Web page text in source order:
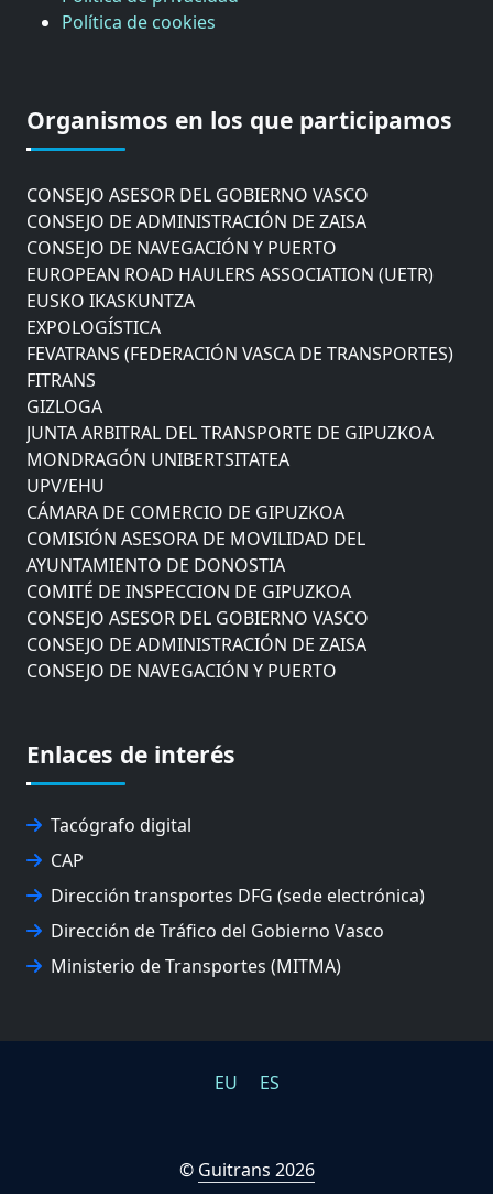
Política de cookies
Organismos en los que participamos
COMISIÓN ASESORA DE MOVILIDAD DEL
AYUNTAMIENTO DE DONOSTIA
CONSEJO ASESOR DEL GOBIERNO VASCO
CONSEJO DE ADMINISTRACIÓN DE ZAISA
CONSEJO DE NAVEGACIÓN Y PUERTO
EUROPEAN ROAD HAULERS ASSOCIATION (UETR)
EUSKO IKASKUNTZA
EXPOLOGÍSTICA
FEVATRANS (FEDERACIÓN VASCA DE TRANSPORTES)
FITRANS
GIZLOGA
JUNTA ARBITRAL DEL TRANSPORTE DE GIPUZKOA
MONDRAGÓN UNIBERTSITATEA
UPV/EHU
CÁMARA DE COMERCIO DE GIPUZKOA
COMISIÓN ASESORA DE MOVILIDAD DEL
AYUNTAMIENTO DE DONOSTIA
COMITÉ DE INSPECCION DE GIPUZKOA
CONSEJO ASESOR DEL GOBIERNO VASCO
CONSEJO DE ADMINISTRACIÓN DE ZAISA
CONSEJO DE NAVEGACIÓN Y PUERTO
EXPOLOGÍSTICA
GIZLOGA
JUNTA ARBITRAL DEL TRANSPORTE DE GIPUZKOA
UPV/EHU
Enlaces de interés
Tacógrafo digital
CAP
Dirección transportes DFG (sede electrónica)
Dirección de Tráfico del Gobierno Vasco
Ministerio de Transportes (MITMA)
EU ES
© Guitrans 2026